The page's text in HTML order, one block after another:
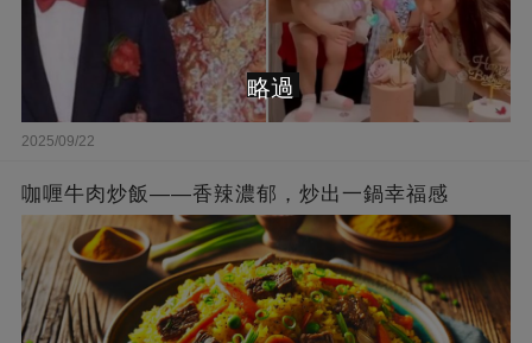
2025/09/22
咖喱牛肉炒飯——香辣濃郁，炒出一鍋幸福感
略過